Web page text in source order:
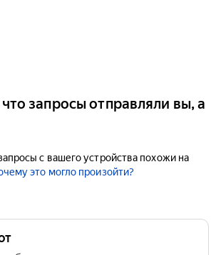
запросы отправляли вы, а
с вашего устройства похожи на
это могло произойти?